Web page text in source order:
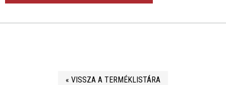
« VISSZA A TERMÉKLISTÁRA